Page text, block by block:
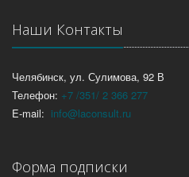
Наши Контакты
Челябинск, ул. Сулимова, 92 В
Телефон: +7 /351/ 2 366 277
E-mail: info@laconsult.ru
Форма подписки